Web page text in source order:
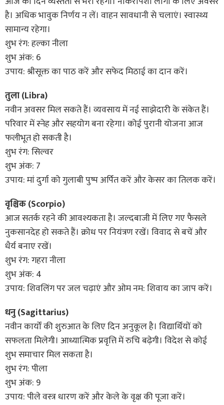
है। अधिक भावुक निर्णय न लें। वाहन सावधानी से चलाएं। स्वास्थ्य
सामान्य रहेगा।
शुभ रंग: हल्का नीला
शुभ अंक: 6
उपाय: श्रीसूक्त का पाठ करें और सफेद मिठाई का दान करें।
तुला (Libra)
नवीन अवसर मिल सकते हैं। व्यवसाय में नई साझेदारी के संकेत हैं।
परिवार में स्नेह और सहयोग बना रहेगा। कोई पुरानी योजना आज
फलीभूत हो सकती है।
शुभ रंग: सिल्वर
शुभ अंक: 7
उपाय: मां दुर्गा को गुलाबी पुष्प अर्पित करें और केसर का तिलक करें।
वृश्चिक (Scorpio)
आज सतर्क रहने की आवश्यकता है। जल्दबाजी में लिए गए फैसले
नुकसानदेह हो सकते हैं। क्रोध पर नियंत्रण रखें। विवाद से बचें और
धैर्य बनाए रखें।
शुभ रंग: गहरा नीला
शुभ अंक: 4
उपाय: शिवलिंग पर जल चढ़ाएं और ओम नम: शिवाय का जाप करें।
धनु (Sagittarius)
नवीन कार्यों की शुरुआत के लिए दिन अनुकूल है। विद्यार्थियों को
सफलता मिलेगी। आध्यात्मिक प्रवृत्ति में रुचि बढ़ेगी। विदेश से कोई
शुभ समाचार मिल सकता है।
शुभ रंग: पीला
शुभ अंक: 9
उपाय: पीले वस्त्र धारण करें और केले के वृक्ष की पूजा करें।